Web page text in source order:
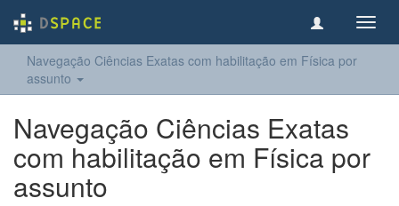
Navegação Ciências Exatas com habilitação em Física por
assunto
Navegação Ciências Exatas
com habilitação em Física por
assunto